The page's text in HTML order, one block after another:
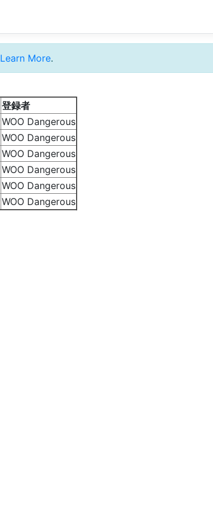
Learn More.
登録者
WOO Dangerous
WOO Dangerous
WOO Dangerous
WOO Dangerous
WOO Dangerous
WOO Dangerous